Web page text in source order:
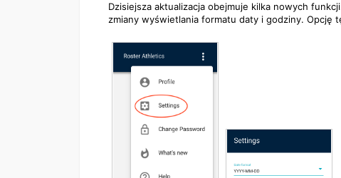
Dzisiejsza aktualizacja obejmuje kilka nowych
zmiany wyświetlania formatu daty i godziny. Opcję